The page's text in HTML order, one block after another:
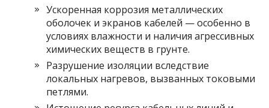
Ускоренная коррозия металлических
оболочек и экранов кабелей — особенно в
условиях влажности и наличия агрессивных
химических веществ в грунте.
Разрушение изоляции вследствие
локальных нагревов, вызванных токовыми
петлями.